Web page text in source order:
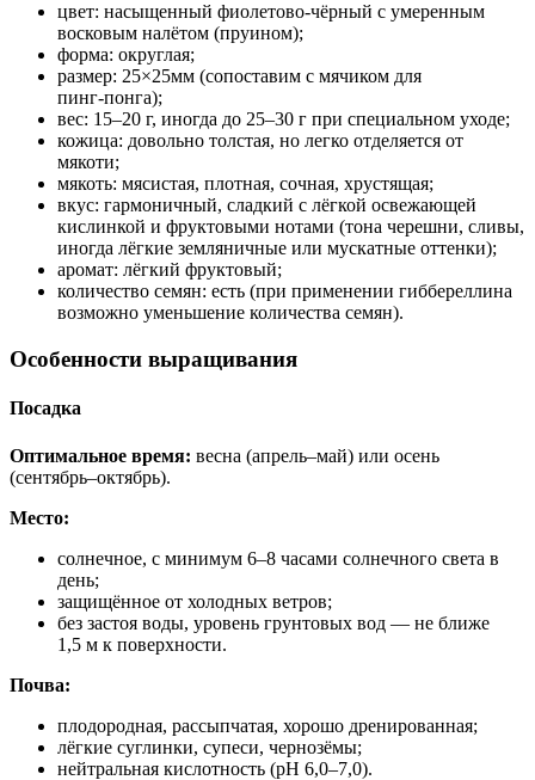
цвет: насыщенный фиолетово‑чёрный с умеренным
восковым налётом (пруином);
форма: округлая;
размер: 25×25мм (сопоставим с мячиком для
пинг‑понга);
вес: 15–20 г, иногда до 25–30 г при специальном уходе;
кожица: довольно толстая, но легко отделяется от
мякоти;
мякоть: мясистая, плотная, сочная, хрустящая;
вкус: гармоничный, сладкий с лёгкой освежающей
кислинкой и фруктовыми нотами (тона черешни, сливы,
иногда лёгкие земляничные или мускатные оттенки);
аромат: лёгкий фруктовый;
количество семян: есть (при применении гиббереллина
возможно уменьшение количества семян).
Особенности выращивания
Посадка
Оптимальное время: весна (апрель–май) или осень
(сентябрь–октябрь).
Место:
солнечное, с минимум 6–8 часами солнечного света в
день;
защищённое от холодных ветров;
без застоя воды, уровень грунтовых вод — не ближе
1,5 м к поверхности.
Почва:
плодородная, рассыпчатая, хорошо дренированная;
лёгкие суглинки, супеси, чернозёмы;
нейтральная кислотность (pH 6,0–7,0).